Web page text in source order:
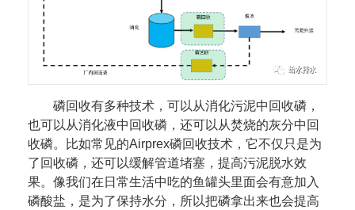
磷回收有多种技术，可以从消化污泥中回收磷，
也可以从消化液中回收磷，还可以从焚烧的灰分中回
收磷。比如常见的Airprex磷回收技术，它不仅只是为
了回收磷，还可以缓解管道堵塞，提高污泥脱水效
果。像我们在日常生活中吃的鱼罐头里面会有意加入
磷酸盐，是为了保持水分，所以把磷拿出来也会提高